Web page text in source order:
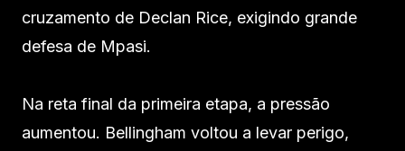
cruzamento de Declan Rice, exigindo grande
defesa de Mpasi.
Na reta final da primeira etapa, a pressão
aumentou. Bellingham voltou a levar perigo,